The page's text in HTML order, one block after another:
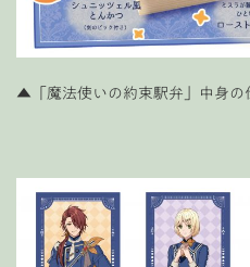
▲「魔法使いの約束駅弁」中身の